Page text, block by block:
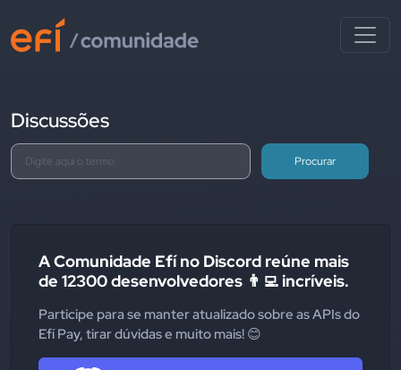
Discussões
Procurar
A Comunidade Efí no Discord reúne mais
de 12300 desenvolvedores 👨‍💻 incríveis.
Participe para se manter atualizado sobre as APIs do
Efí Pay, tirar dúvidas e muito mais! 😊